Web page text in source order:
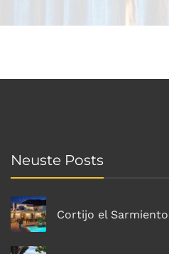
Neuste Posts
Cortijo el